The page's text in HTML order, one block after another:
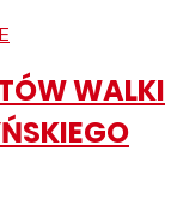
WALKI